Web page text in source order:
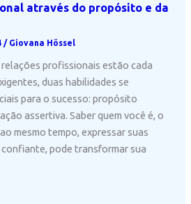
através do propósito e da
/ Giovana Hössel
relações profissionais estão cada
duas habilidades se
para o sucesso: propósito
assertiva. Saber quem você é, o
mesmo tempo, expressar suas
pode transformar sua